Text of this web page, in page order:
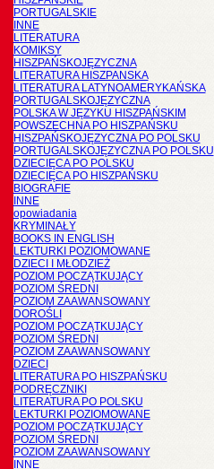
PORTUGALSKIE
INNE
LITERATURA
KOMIKSY
HISZPAŃSKOJĘZYCZNA
LITERATURA HISZPANSKA
LITERATURA LATYNOAMERYKAŃSKA
PORTUGALSKOJĘZYCZNA
POLSKA W JĘZYKU HISZPAŃSKIM
POWSZECHNA PO HISZPAŃSKU
HISZPAŃSKOJĘZYCZNA PO POLSKU
PORTUGALSKOJĘZYCZNA PO POLSKU
DZIECIĘCA PO POLSKU
DZIECIĘCA PO HISZPAŃSKU
BIOGRAFIE
INNE
opowiadania
KRYMINAŁY
BOOKS IN ENGLISH
LEKTURKI POZIOMOWANE
DZIECI I MŁODZIEŻ
POZIOM POCZĄTKUJĄCY
POZIOM ŚREDNI
POZIOM ZAAWANSOWANY
DOROŚLI
POZIOM POCZĄTKUJĄCY
POZIOM ŚREDNI
POZIOM ZAAWANSOWANY
DZIECI
LITERATURA PO HISZPAŃSKU
PODRĘCZNIKI
LITERATURA PO POLSKU
LEKTURKI POZIOMOWANE
POZIOM POCZĄTKUJĄCY
POZIOM ŚREDNI
POZIOM ZAAWANSOWANY
INNE